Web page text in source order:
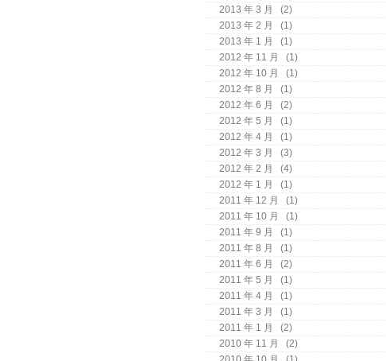
2013 年 3 月
(2)
2013 年 2 月
(1)
2013 年 1 月
(1)
2012 年 11 月
(1)
2012 年 10 月
(1)
2012 年 8 月
(1)
2012 年 6 月
(2)
2012 年 5 月
(1)
2012 年 4 月
(1)
2012 年 3 月
(3)
2012 年 2 月
(4)
2012 年 1 月
(1)
2011 年 12 月
(1)
2011 年 10 月
(1)
2011 年 9 月
(1)
2011 年 8 月
(1)
2011 年 6 月
(2)
2011 年 5 月
(1)
2011 年 4 月
(1)
2011 年 3 月
(1)
2011 年 1 月
(2)
2010 年 11 月
(2)